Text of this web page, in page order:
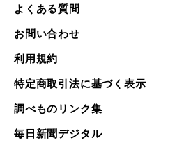
よくある質問
お問い合わせ
利用規約
特定商取引法に基づく表示
調べものリンク集
毎日新聞デジタル